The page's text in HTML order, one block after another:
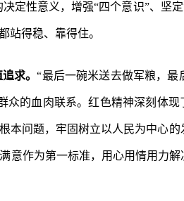
定性意义，增强“四个意识”、坚
站得稳、靠得住。
追求。“最后一碗米送去做军粮，
的血肉联系。红色精神深刻体
本问题，牢固树立以人民为中心
意作为第一标准，用心用情用力